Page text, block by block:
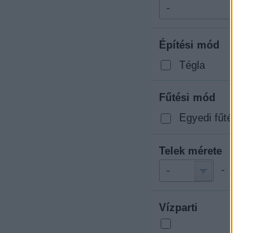
-
Építési mód
Tégla
Fűtési mód
Egyedi fűtés
Telek mérete
- -
Vízparti